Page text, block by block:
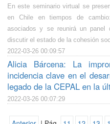
En este seminario virtual se
en Chile en tiempos de
asociados y se reunirá un
discutir el estado de la cohesión
2022-03-26 00:09:57
Alicia Bárcena: La
incidencia clave en el
legado de la CEPAL en la
2022-03-26 00:07:29